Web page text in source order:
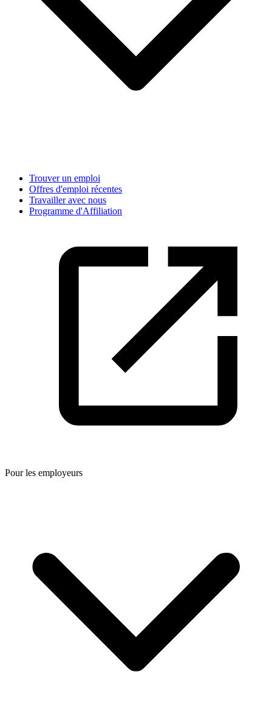
Trouver un emploi
Offres d'emploi récentes
Travailler avec nous
Programme d'Affiliation
Pour les employeurs